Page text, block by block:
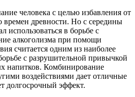
человека с целью избавления от
времен древности. Но с середины
использоваться в борьбе с
алкоголизма при помощи
считается одним из наиболее
с разрушительной привычкой
напитков. Комбинирование
воздействиями дает отличные
долгосрочный эффект.